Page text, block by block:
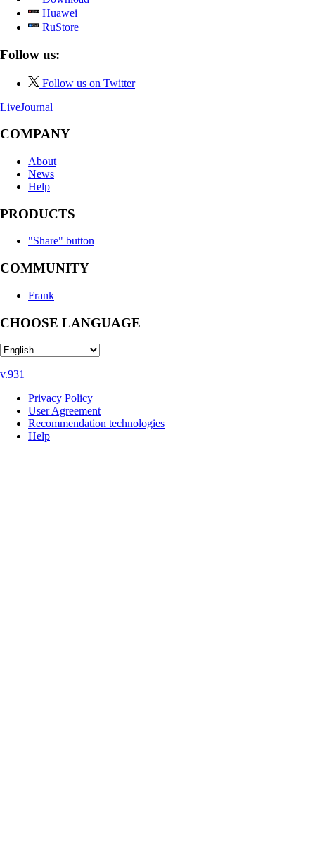
Huawei
RuStore
Follow us:
Follow us on Twitter
LiveJournal
COMPANY
About
News
Help
PRODUCTS
"Share" button
COMMUNITY
Frank
CHOOSE LANGUAGE
v.931
Privacy Policy
User Agreement
Recommendation technologies
Help